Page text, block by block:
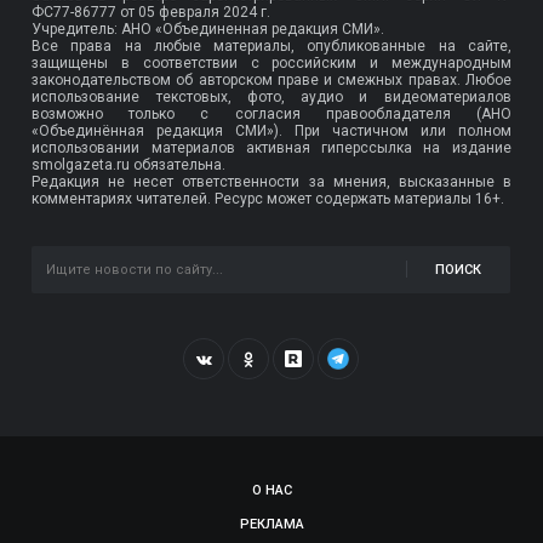
ФС77-86777 от 05 февраля 2024 г.
Учредитель: АНО «Объединенная редакция СМИ».
Все права на любые материалы, опубликованные на сайте,
защищены в соответствии с российским и международным
законодательством об авторском праве и смежных правах. Любое
использование текстовых, фото, аудио и видеоматериалов
возможно только с согласия правообладателя (АНО
«Объединённая редакция СМИ»). При частичном или полном
использовании материалов активная гиперссылка на издание
smolgazeta.ru обязательна.
Редакция не несет ответственности за мнения, высказанные в
комментариях читателей. Ресурс может содержать материалы 16+.
ПОИСК
О НАС
РЕКЛАМА